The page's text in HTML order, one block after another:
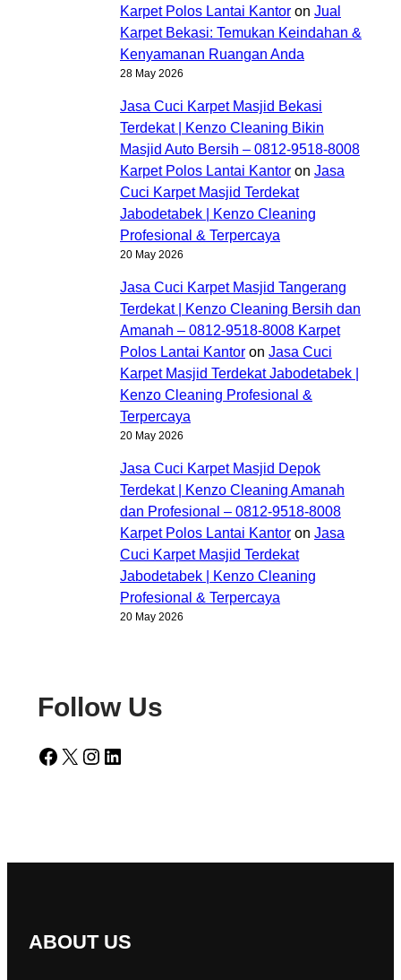
Karpet Polos Lantai Kantor on Jual
Karpet Bekasi: Temukan Keindahan &
Kenyamanan Ruangan Anda
28 May 2026
Jasa Cuci Karpet Masjid Bekasi
Terdekat | Kenzo Cleaning Bikin
Masjid Auto Bersih – 0812-9518-8008
Karpet Polos Lantai Kantor on Jasa
Cuci Karpet Masjid Terdekat
Jabodetabek | Kenzo Cleaning
Profesional & Terpercaya
20 May 2026
Jasa Cuci Karpet Masjid Tangerang
Terdekat | Kenzo Cleaning Bersih dan
Amanah – 0812-9518-8008 Karpet
Polos Lantai Kantor on Jasa Cuci
Karpet Masjid Terdekat Jabodetabek |
Kenzo Cleaning Profesional &
Terpercaya
20 May 2026
Jasa Cuci Karpet Masjid Depok
Terdekat | Kenzo Cleaning Amanah
dan Profesional – 0812-9518-8008
Karpet Polos Lantai Kantor on Jasa
Cuci Karpet Masjid Terdekat
Jabodetabek | Kenzo Cleaning
Profesional & Terpercaya
20 May 2026
Follow Us
Facebook X Instagram LinkedIn
ABOUT US